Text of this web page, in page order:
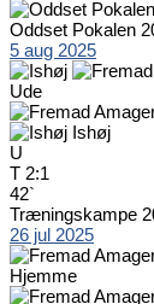
Oddset Pokalen
5 aug 2025
Ude
Ishøj
U
T 2:1
42`
Træningskampe
26 jul 2025
Hjemme